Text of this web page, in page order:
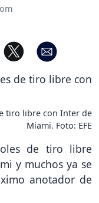
tiro libre con Inter de
Miami. Foto: EFE
de tiro libre
y muchos ya se
anotador de